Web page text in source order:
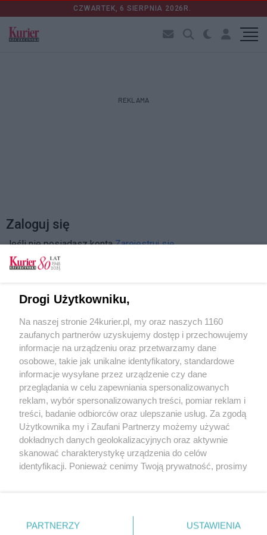
CZWARTEK, 6 SIERPNIA 2026R.
REKLAMA
Zaloguj się
Jeśli nie posiadasz kontaZarejestruj się
Zapamiętać?
Zaloguj
Zapomniałem hasła
Copyright © 2022 Kurier Szczeciński sp. z o.o.
Drogi Użytkowniku,
Na naszej stronie 24kurier.pl, my oraz naszych 1160
zaufanych partnerów uzyskujemy dostęp i przechowujemy
informacje na urządzeniu oraz przetwarzamy dane
osobowe, takie jak unikalne identyfikatory, standardowe
informacje wysyłane przez urządzenie czy dane
przeglądania w celu zapewniania spersonalizowanych
reklam, wybór spersonalizowanych treści, pomiar reklam i
treści, badanie odbiorców oraz ulepszanie usług. Za zgodą
Użytkownika my i Zaufani Partnerzy możemy używać
dokładnych danych geolokalizacyjnych oraz aktywnie
skanować charakterystykę urządzenia do celów
identyfikacji. Ponieważ cenimy Twoją prywatność, prosimy
prywatności znajdujący się w lewym dolnym rogu strony
. Niektóre rodzaje przetwarzania danych nie wymagają
PARTNERZY USTAWIENIA